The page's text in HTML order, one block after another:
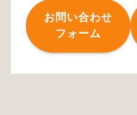
お問い合わせ
フォーム